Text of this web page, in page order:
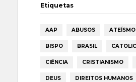
Etiquetas
AAP ABUSOS ATEÍSMO
BISPO BRASIL
CIÊNCIA CRISTIANISMO
DEUS DIREITOS HUMANOS